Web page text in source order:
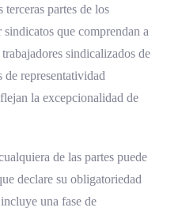
terceras partes de los
que comprendan a
sindicalizados de
de representatividad
la excepcionalidad de
de las partes puede
declare su obligatoriedad
una fase de